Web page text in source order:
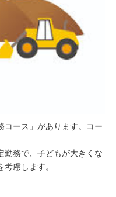
コース」があります。コー
勤務で、子どもが大きくな
慮します。